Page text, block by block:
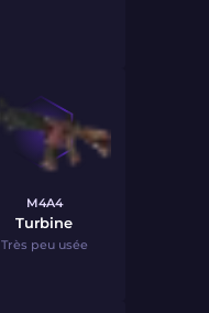
M4A4
Turbine
Très peu usée